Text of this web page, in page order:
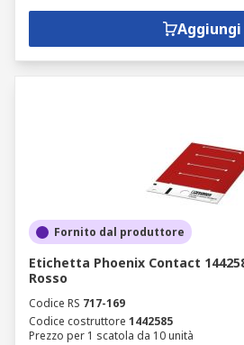
Aggiungi
Fornito dal produttore
Etichetta Phoenix Contact
Rosso
Codice RS 717-169
Codice costruttore 1442585
Prezzo per 1 scatola da 10 unità